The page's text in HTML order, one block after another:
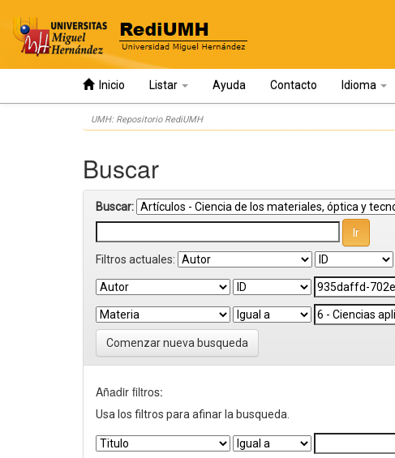
Inicio Listar Ayuda Contacto Idioma
UMH: Repositorio RediUMH
Buscar
Buscar:
Filtros actuales:
Comenzar nueva busqueda
Añadir filtros:
Usa los filtros para afinar la busqueda.